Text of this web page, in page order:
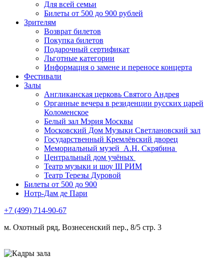
Для всей семьи
Билеты от 500 до 900 рублей
Зрителям
Возврат билетов
Покупка билетов
Подарочный сертификат
Льготные категории
Информация о замене и переносе концерта
Фестивали
Залы
Англиканская церковь Святого Андрея
Органные вечера в резиденции русских царей
Коломенское
Белый зал Мэрия Москвы
Московский Дом Музыки Светлановский зал
Государственный Кремлёвский дворец
Мемориальный музей А.Н. Скрябина
Центральный дом учёных
Театр музыки и шоу III РИМ
Театр Терезы Дуровой
Билеты от 500 до 900
Нотр-Дам де Пари
+7 (499) 714-90-67
м. Охотный ряд, Вознесенский пер., 8/5 стр. 3